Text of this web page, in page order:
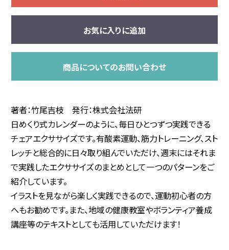
お気に入りに追加
商品についてのお問い合わせ
著者：竹尾吉枝 発行：株式会社法研
日めくり式カレンダーのように、毎日ひとつずつ実践できる
チェアエクササイズです。有酸素運動、筋力トレーニング、スト
レッチと総合的に日々取り組んでいただけ、週末にはそれま
で実践したエクササイズのまとめとして一つのパターンをご
紹介しています。
イラストを見ながら楽しく実践できるので、運動初心者の方
へもお勧めです。また、地域の健康教室やボランティア養成
講座等のテキストとしても活用していただけます！